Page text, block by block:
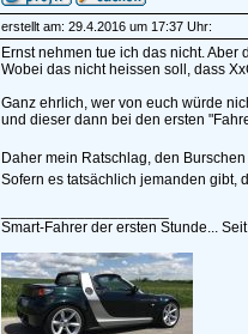
erstellt am: 29.4.2016 um 17:37 Uhr:
Ernst nehmen tue ich das nicht. Aber
Wobei das nicht heissen soll, dass
Ganz ehrlich, wer von euch würde
und dieser dann bei den ersten
Daher mein Ratschlag, den
Sofern es tatsächlich jemanden gibt,
Smart-Fahrer der ersten Stunde...